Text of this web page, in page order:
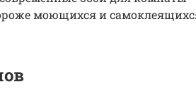
моющихся и